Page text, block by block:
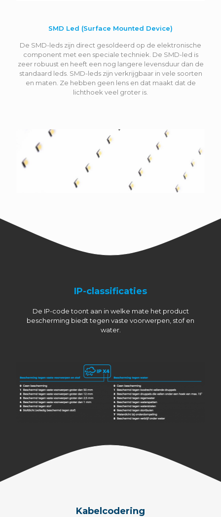
SMD Led (Surface Mounted Device)
De SMD-leds zijn direct gesoldeerd op de elektronische
component met een speciale techniek. De SMD-led is
zeer robuust en heeft een nog langere levensduur dan de
standaard leds. SMD-leds zijn verkrijgbaar in vele soorten
en maten. Ze hebben geen lens en dat maakt dat de
lichthoek veel groter is.
IP-classificaties
De IP-code toont aan in welke mate het product
bescherming biedt tegen vaste voorwerpen, stof en
water.
Kabelcodering